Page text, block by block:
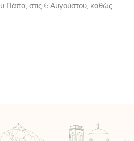
Πάπα, στις 6 Αυγούστου, καθώς